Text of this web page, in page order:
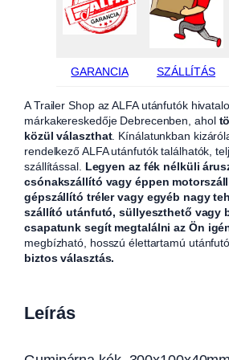
GARANCIA SZÁLLÍTÁS
A Trailer Shop az ALFA utánfutók
márkakereskedője Debrecenben, ahol
közül választhat. Kínálatunkban
rendelkező ALFA utánfutók találhatók,
szállítással. Legyen az fék nélküli
csónakszállító vagy éppen
gépszállító tréler vagy egyéb nagy
szállító utánfutó, süllyeszthető vagy
csapatunk segít megtalálni az Ön
megbízható, hosszú élettartamú
biztos választás.
Leírás